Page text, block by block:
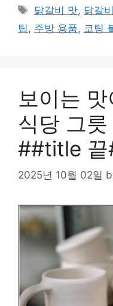
Tags
닭갈비 맛, 닭갈
팁 , 주방 용품, 코팅
보이는
식당 그
##title
2025년 10월 02일